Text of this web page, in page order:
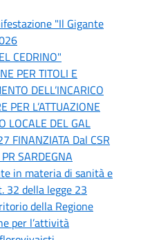
"Il Gigante
CEDRINO"
PER TITOLI E
DELL’INCARICO
PER L’ATTUAZIONE
LOCALE DEL GAL
FINANZIATA Dal CSR
SARDEGNA
in materia di sanità e
32 della legge 23
della Regione
per l’attività